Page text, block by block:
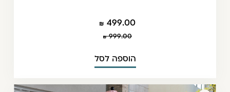
499.00
999.00
הוספה לסל